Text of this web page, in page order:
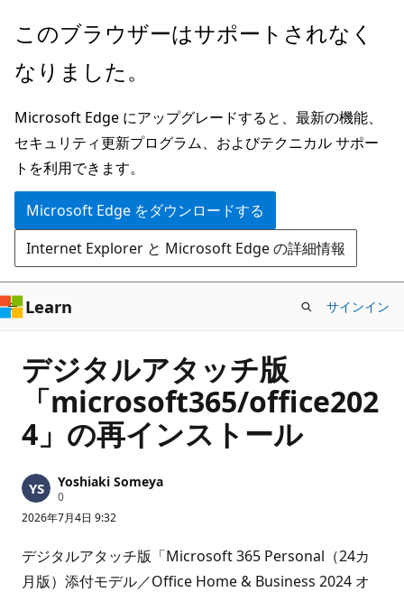
メ
ン
ン
テ
ン
ツ
に
ス
キ
ッ
プ
このブラウザーはサポートされなく
なりました。
Microsoft Edge にアップグレードすると、最新の機能、
セキュリティ更新プログラム、およびテクニカル サポー
トを利用できます。
Microsoft Edge をダウンロードする
Internet Explorer と Microsoft Edge の詳細情報
Learn サインイン
デジタルアタッチ版
「microsoft365/office202
4」の再インストール
Yoshiaki Someya
0評
価
の
イ
ン
ト
2026年7月4日 9:32
デジタルアタッチ版「Microsoft 365 Personal（24カ
月版）添付モデル／Office Home & Business 2024 オ